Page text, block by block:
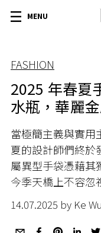
MENU
FASHION
2025 年春夏
水瓶，華麗
當極簡主義與實用
夏的設計師們終於
屬異型手袋憑藉其
今季天橋上不容忽
14.07.2025 by Ke Wu